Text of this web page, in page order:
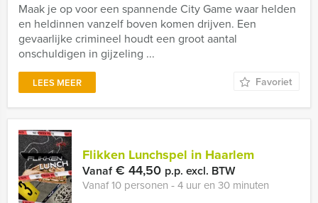
Maak je op voor een spannende City Game waar helden
en heldinnen vanzelf boven komen drijven. Een
gevaarlijke crimineel houdt een groot aantal
onschuldigen in gijzeling ...
LEES MEER Favoriet
Flikken Lunchspel in Haarlem
Vanaf€ 44,50 p.p. excl. BTW
Vanaf 10 personen ‐ 4 uur en 30 minuten